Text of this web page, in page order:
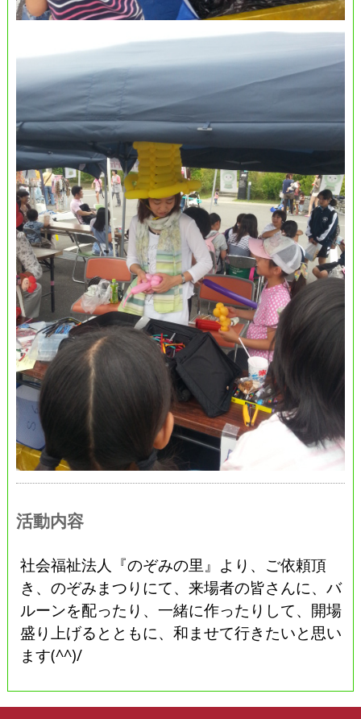
活動内容
社会福祉法人『のぞみの里』より、ご依頼頂
き、のぞみまつりにて、来場者の皆さんに、バ
ルーンを配ったり、一緒に作ったりして、開場
盛り上げるとともに、和ませて行きたいと思い
ます(^^)/